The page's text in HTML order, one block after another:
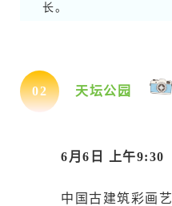
长。
02 天坛公园
6月6日 上午9:30
中国古建筑彩画